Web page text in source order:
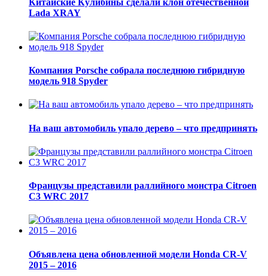
Lada XRAY
Компания Porsche собрала последнюю гибридную
модель 918 Spyder
На ваш автомобиль упало дерево – что предпринять
Французы представили раллийного монстра Citroen
C3 WRC 2017
Объявлена цена обновленной модели Honda CR-V
2015 – 2016